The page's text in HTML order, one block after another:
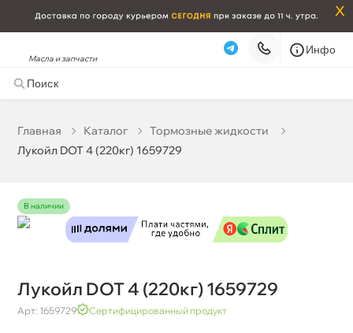
x
Масла и запчасти
Инфо
Главная Катало
Тормозные жидкости
Лукойл DOT 4 (220кг) 1659729
наличии
Лукойл DOT 4 (220кг) 1659729
Арт: 1659729 Сертифицированный продукт
Самовывоз